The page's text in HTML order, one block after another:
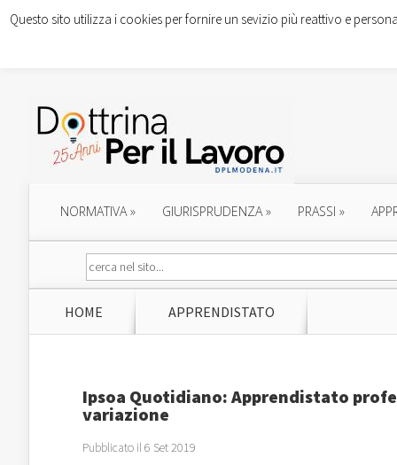
NORMATIVA» GIURISPRUDENZA» PRASSI »
HOME APPRENDISTATO
Ipsoa Quotidiano: Apprendistato
variazione
Pubblicato il 6 Set 2019
Questo sito utilizza i cookies per fornire un sevizio più reattivo e